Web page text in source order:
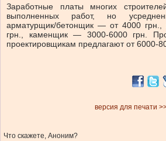
Заработные платы многих
выполненных работ, но
арматурщик/бетонщик — от 4000
грн., каменщик — 3000-6000 грн.
проектировщикам предлагают от 6000-
версия для печати
Что скажете, Аноним?